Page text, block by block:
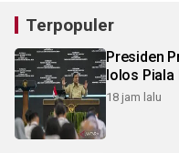
Terpopuler
Presiden
lolos Piala
18 jam lalu